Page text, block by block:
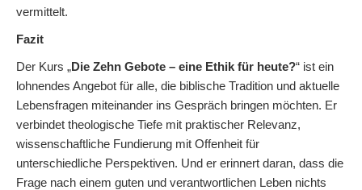
vermittelt.
Fazit
Der Kurs „Die Zehn Gebote – eine Ethik für heute?“ ist ein
lohnendes Angebot für alle, die biblische Tradition und aktuelle
Lebensfragen miteinander ins Gespräch bringen möchten. Er
verbindet theologische Tiefe mit praktischer Relevanz,
wissenschaftliche Fundierung mit Offenheit für
unterschiedliche Perspektiven. Und er erinnert daran, dass die
Frage nach einem guten und verantwortlichen Leben nichts